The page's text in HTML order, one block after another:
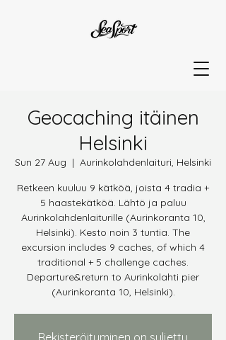
Geocaching itäinen
Helsinki
Sun 27 Aug
  |
Aurinkolahdenlaituri, Helsinki
Retkeen kuuluu 9 kätköä, joista 4 tradia +
5 haastekätköä. Lähtö ja paluu
Aurinkolahdenlaiturille (Aurinkoranta 10,
Helsinki). Kesto noin 3 tuntia. The
excursion includes 9 caches, of which 4
traditional + 5 challenge caches.
Departure&return to Aurinkolahti pier
(Aurinkoranta 10, Helsinki).
Rekisteröityminen on suljettu